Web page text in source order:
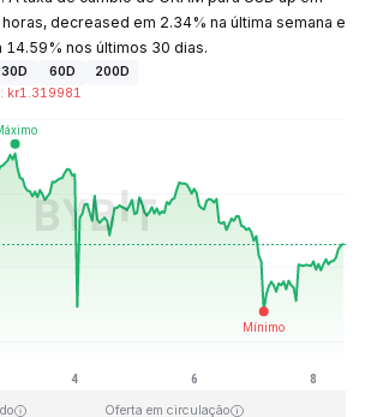
decreased em 2.34% na última semana e
nos últimos 30 dias.
30D 60D
200D
: kr1.319981
Oferta em circulação